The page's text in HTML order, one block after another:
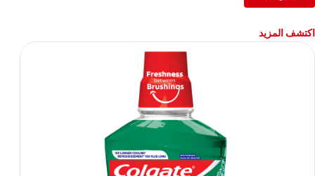
اكتشف المزيد